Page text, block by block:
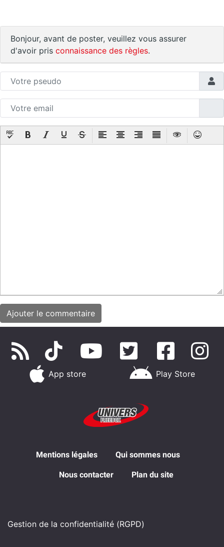
Bonjour, avant de poster, veuillez vous assurer
d'avoir pris connaissance des règles.
App store Play Store
Mentions légales Qui sommes nous
Nous contacter Plan du site
Gestion de la confidentialité (RGPD)